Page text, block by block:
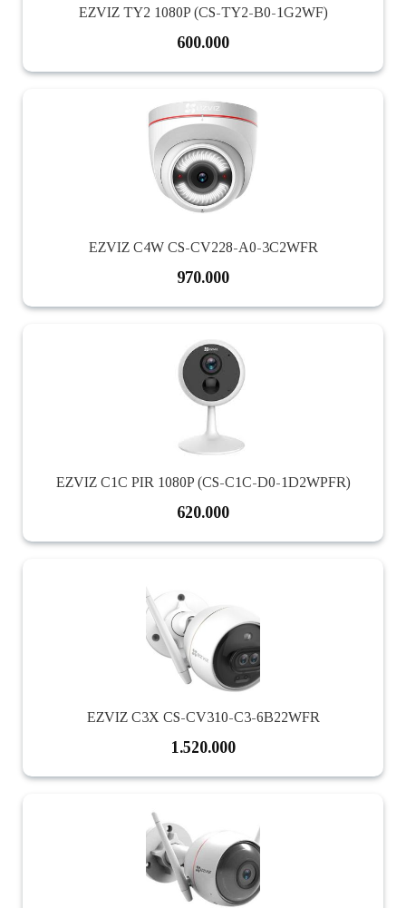
EZVIZ TY2 1080P (CS-TY2-B0-1G2WF)
600.000
EZVIZ C4W CS-CV228-A0-3C2WFR
970.000
EZVIZ C1C PIR 1080P (CS-C1C-D0-1D2WPFR)
620.000
EZVIZ C3X CS-CV310-C3-6B22WFR
1.520.000